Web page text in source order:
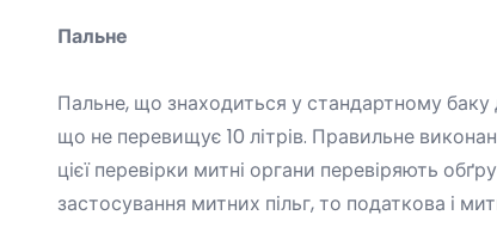
Пальне
Пальне, що знаходиться у стандартному
що не перевищує 10 літрів. Правильне
цієї перевірки митні органи перевіряють
застосування митних пільг, то податкова і